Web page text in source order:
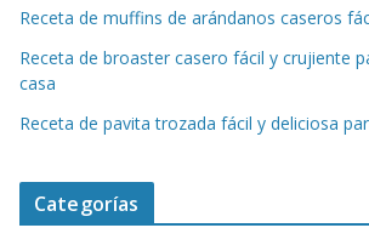
Receta de muffins de arándanos caseros
Receta de broaster casero fácil y crujiente
casa
Receta de pavita trozada fácil y deliciosa
Categorías